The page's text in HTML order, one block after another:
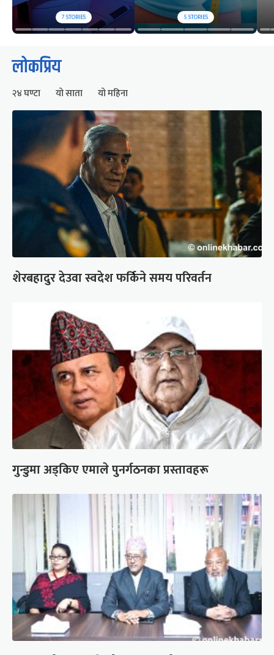
7STORIES 5STORIES
लोकप्रिय
२४ घण्टा यो साता यो महिना
शेरबहादुर देउवा स्वदेश फर्किने समय परिवर्तन
गुन्डुमा अड्किए एमाले पुनर्गठनका प्रस्तावहरू